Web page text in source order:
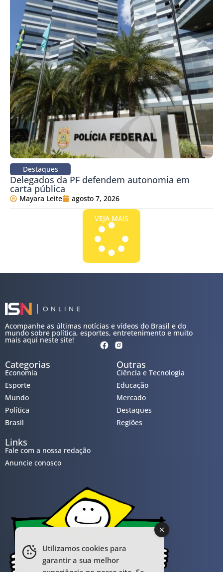
Destaques
Delegados da PF defendem autonomia em
carta pública
Mayara Leite agosto 7, 2026
VEJA MAIS
Acompanhe as últimas notícias e vídeos do Brasil e do
mundo sobre política, esportes, entretenimento e muito
mais aqui neste site!
Categorias
Economia
Esporte
Mundo
Política
Brasil
Outras
Ciência e Tecnologia
Educação
Mercado
Destaques
Regiões
Links
Fale com a nossa redação
Anuncie conosco
Utilizamos cookies para
garantir a sua melhor